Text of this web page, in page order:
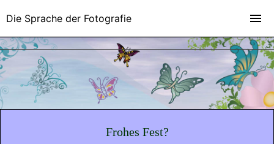
Frohes Fest?
Die Sprache der Fotografie